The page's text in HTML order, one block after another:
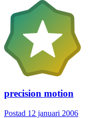
precision motion
Postad 12 januari 2006